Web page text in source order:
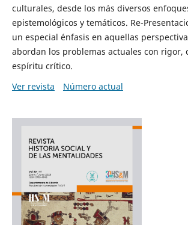
culturales, desde los más diversos
epistemológicos y temáticos. Re-
un especial énfasis en aquellas
abordan los problemas actuales con rigor,
espíritu crítico.
Ver revista
Número actual